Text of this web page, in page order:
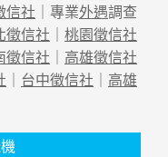
信社 ｜專業外遇調查
徵信社
桃園徵信社
徵信社
高雄徵信社
台中徵信社
高雄